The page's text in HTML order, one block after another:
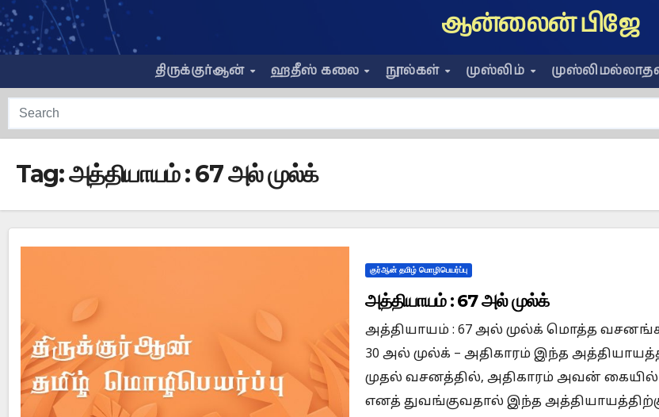
Skip
to
content
ஆன்லைன் பிஜே
திருக்குர்ஆன் ஹதீஸ் கலை நூல்கள் முஸ்லிம்
Tag:அத்தியாயம் : 67 அல் முல்க்
குர்ஆன் தமிழ் மொழிபெயர்ப்பு
அத்தியாயம் : 67 அல் முல்க்
அத்தியாயம் : 67 அல் முல்க் மொத்த
30 அல் முல்க் – அதிகாரம் இந்த
முதல் வசனத்தில், அதிகாரம் அவன் கையில்
எனத் துவங்குவதால் இந்த